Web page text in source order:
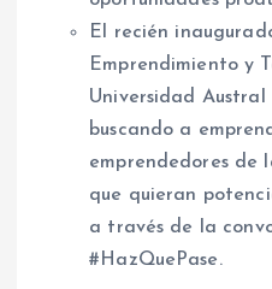
El recién
Emprendimiento y
Universidad Austral
buscando a
emprendedores de
que quieran
a través de la
#HazQuePase.